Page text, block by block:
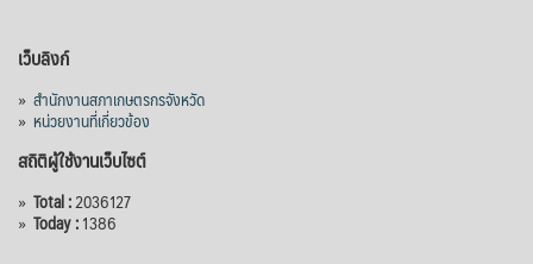
เว็บลิงก์
» สำนักงานสภาเกษตรกรจังหวัด
» หน่วยงานที่เกี่ยวข้อง
สถิติผู้ใช้งานเว็บไซต์
» Total :2036127
» Today :1386